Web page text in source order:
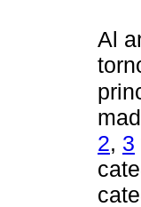
Al
2, 3